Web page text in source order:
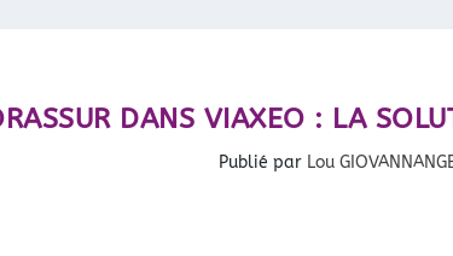
DANS VIAXEO : LA
Publié par Lou